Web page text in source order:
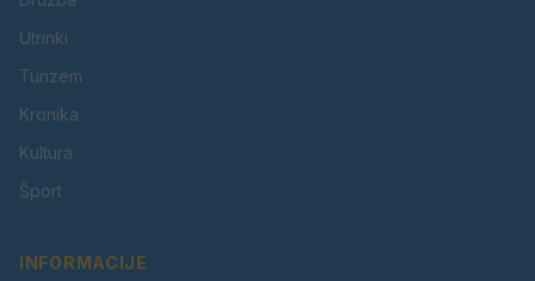
Utrinki
Turizem
Kronika
Kultura
Šport
INFORMACIJE